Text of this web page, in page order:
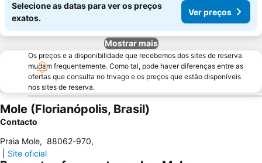
Selecione as datas para ver os preços
exatos.
Ver preços
Mostrar mais
Os preços e a disponibilidade que recebemos dos sites de reserva
mudam frequentemente. Como tal, pode haver diferenças entre as
ofertas que consulta no trivago e os preços que estão disponíveis
nos sites de reserva.
Mole (Florianópolis, Brasil)
Contacto
Praia Mole, 88062-970,
Site oficial